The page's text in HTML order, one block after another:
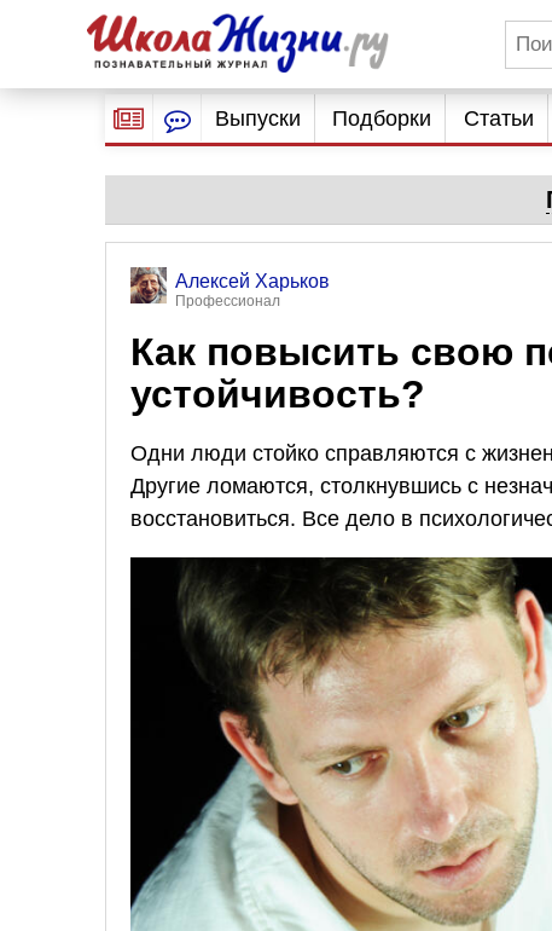
Выпуски Подборки Статьи
Алексей Харьков
Профессионал
Как повысить свою
устойчивость?
Одни люди стойко справляются с
Другие ломаются, столкнувшись с
восстановиться. Все дело в